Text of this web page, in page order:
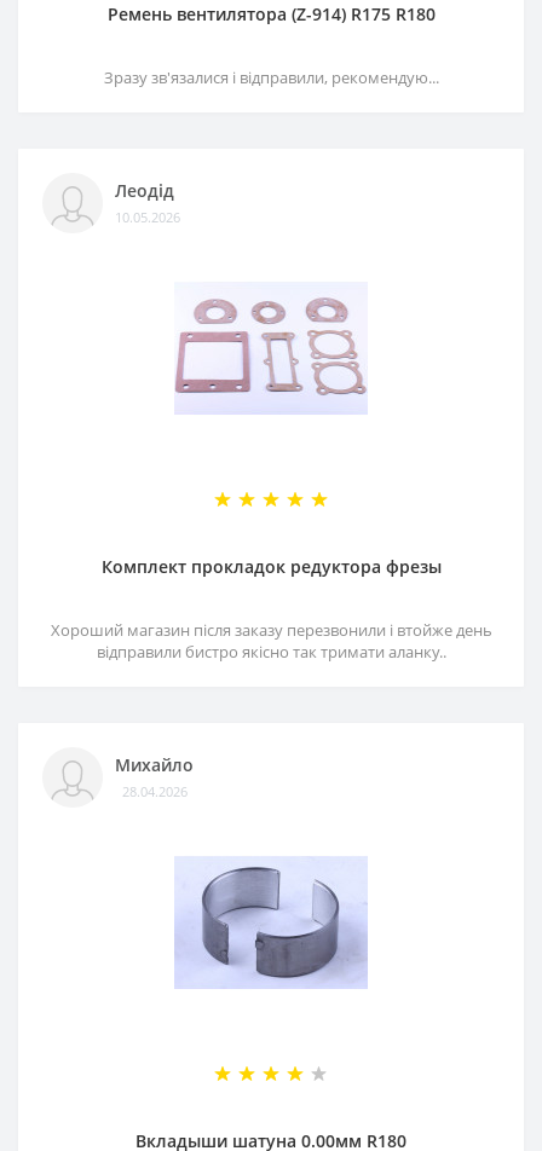
Ремень вентилятора (Z-914) R175 R180
Зразу зв'язалися і відправили, рекомендую...
Леодід
10.05.2026
Комплект прокладок редуктора фрезы
Хороший магазин після заказу перезвонили і втойже день
відправили бистро якісно так тримати аланку..
Михайло
28.04.2026
Вкладыши шатуна 0.00мм R180